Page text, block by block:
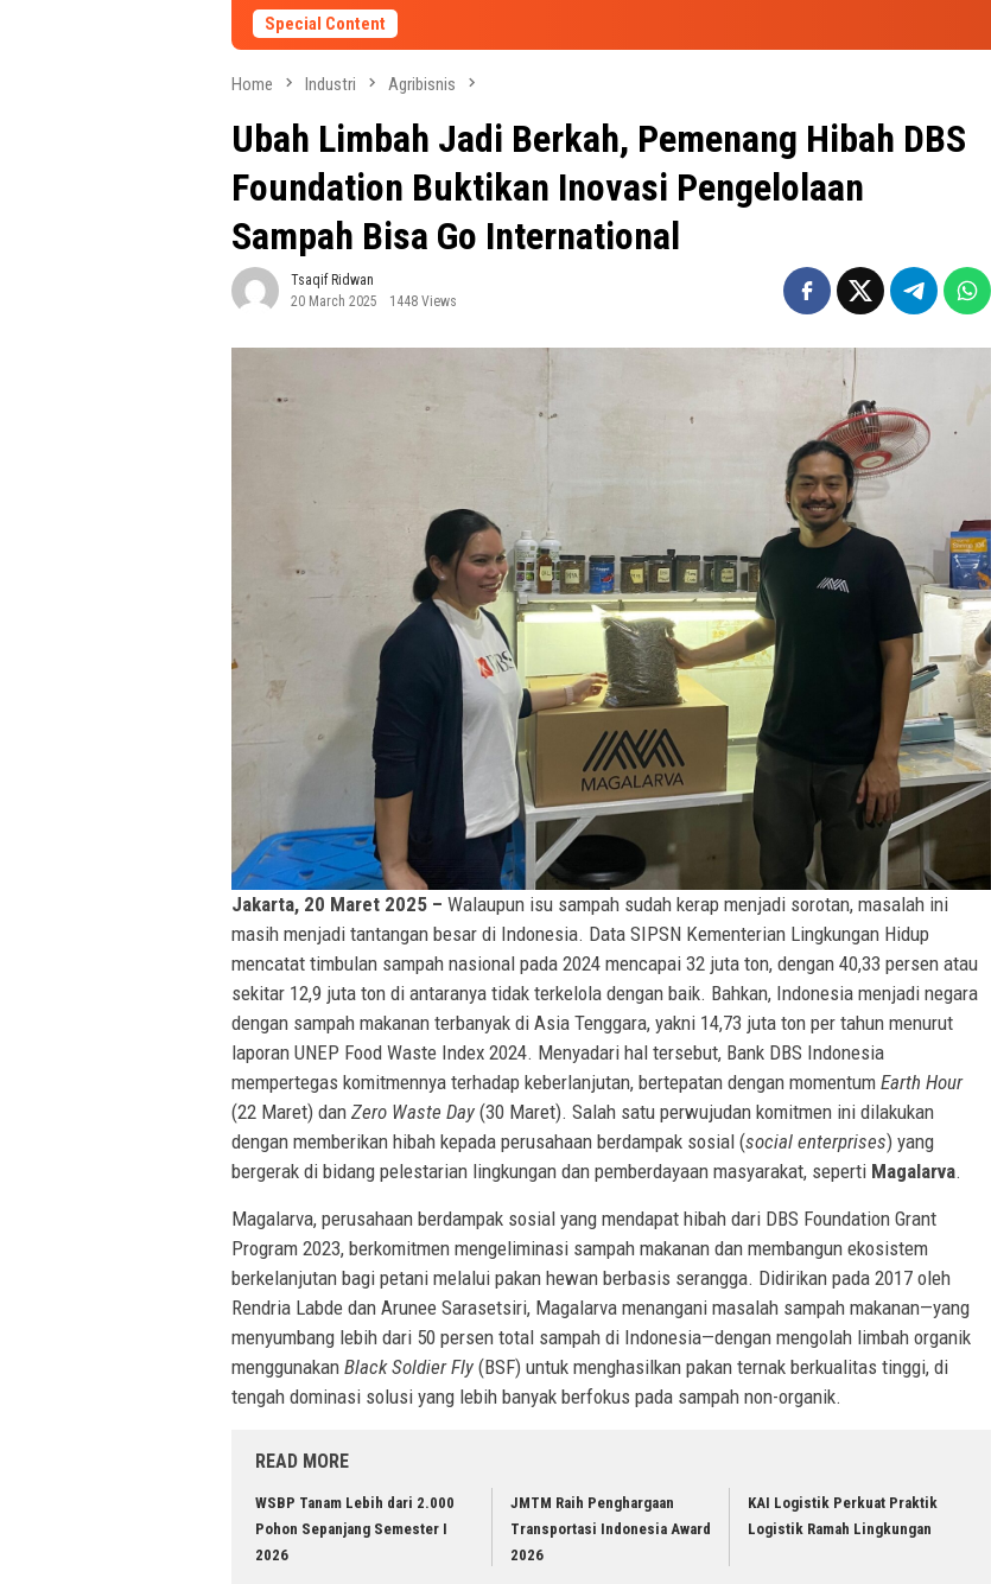
Special Content
Home Industri Agribisnis
Ubah Limbah Jadi Berkah, Pemenang Hibah DBS
Foundation Buktikan Inovasi Pengelolaan
Sampah Bisa Go International
Tsaqif Ridwan
20 March 2025
1448 Views
Jakarta, 20 Maret 2025 – Walaupun isu sampah sudah kerap menjadi sorotan, masalah ini
masih menjadi tantangan besar di Indonesia. Data SIPSN Kementerian Lingkungan Hidup
mencatat timbulan sampah nasional pada 2024 mencapai 32 juta ton, dengan 40,33 persen atau
sekitar 12,9 juta ton di antaranya tidak terkelola dengan baik. Bahkan, Indonesia menjadi negara
dengan sampah makanan terbanyak di Asia Tenggara, yakni 14,73 juta ton per tahun menurut
laporan UNEP Food Waste Index 2024. Menyadari hal tersebut, Bank DBS Indonesia
mempertegas komitmennya terhadap keberlanjutan, bertepatan dengan momentum Earth Hour
(22 Maret) dan Zero Waste Day (30 Maret). Salah satu perwujudan komitmen ini dilakukan
dengan memberikan hibah kepada perusahaan berdampak sosial (social enterprises) yang
bergerak di bidang pelestarian lingkungan dan pemberdayaan masyarakat, seperti Magalarva.
Magalarva, perusahaan berdampak sosial yang mendapat hibah dari DBS Foundation Grant
Program 2023, berkomitmen mengeliminasi sampah makanan dan membangun ekosistem
berkelanjutan bagi petani melalui pakan hewan berbasis serangga. Didirikan pada 2017 oleh
Rendria Labde dan Arunee Sarasetsiri, Magalarva menangani masalah sampah makanan—yang
menyumbang lebih dari 50 persen total sampah di Indonesia—dengan mengolah limbah organik
menggunakan Black Soldier Fly (BSF) untuk menghasilkan pakan ternak berkualitas tinggi, di
tengah dominasi solusi yang lebih banyak berfokus pada sampah non-organik.
READ MORE
WSBP Tanam Lebih dari 2.000
Pohon Sepanjang Semester I
2026
JMTM Raih Penghargaan
Transportasi Indonesia Award
2026
KAI Logistik Perkuat Praktik
Logistik Ramah Lingkungan